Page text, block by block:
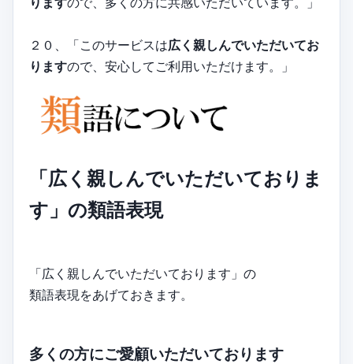
２０、「このサービスは広く親しんでいただいてお
りますので、安心してご利用いただけます。」
「広く親しんでいただいておりま
す」の類語表現
「広く親しんでいただいております」の
類語表現をあげておきます。
多くの方にご愛顧いただいております